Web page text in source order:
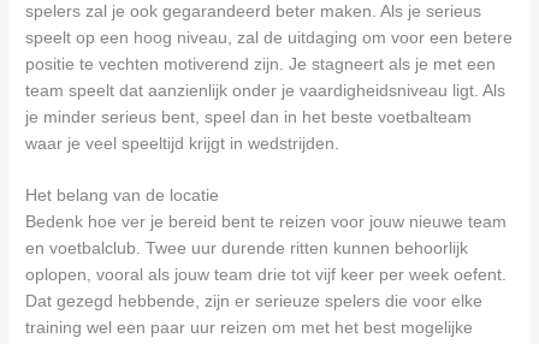
spelers zal je ook gegarandeerd beter maken. Als je serieus
speelt op een hoog niveau, zal de uitdaging om voor een betere
positie te vechten motiverend zijn. Je stagneert als je met een
team speelt dat aanzienlijk onder je vaardigheidsniveau ligt. Als
je minder serieus bent, speel dan in het beste voetbalteam
waar je veel speeltijd krijgt in wedstrijden.
Het belang van de locatie
Bedenk hoe ver je bereid bent te reizen voor jouw nieuwe team
en voetbalclub. Twee uur durende ritten kunnen behoorlijk
oplopen, vooral als jouw team drie tot vijf keer per week oefent.
Dat gezegd hebbende, zijn er serieuze spelers die voor elke
training wel een paar uur reizen om met het best mogelijke